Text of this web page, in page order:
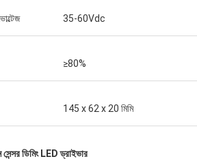
35-60Vdc
≥80%
145 x 62 x 20 মিমি
ডিমিং LED ড্রাইভার